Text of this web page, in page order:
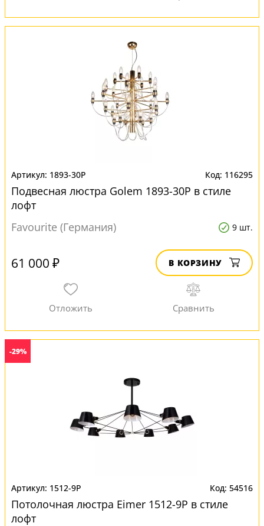
1893-30P 116295
Подвесная люстра Golem 1893-30P в стиле
лофт
Favourite (Германия)
9 шт.
61 000 ₽ В КОРЗИНУ
-29%
1512-9P 54516
Потолочная люстра Eimer 1512-9P в стиле
лофт